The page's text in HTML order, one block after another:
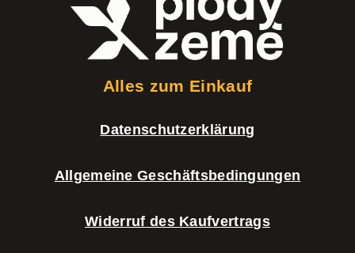
Alles zum Einkauf
Datenschutzerklärung
Allgemeine Geschäftsbedingungen
Widerruf des Kaufvertrags